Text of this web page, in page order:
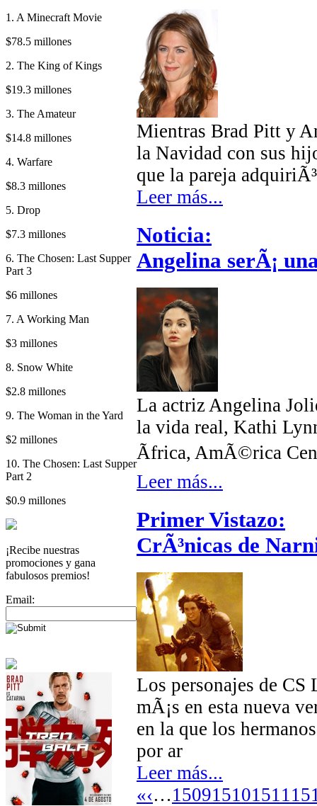
1. A Minecraft Movie
$78.5 millones
2. The King of Kings
$19.3 millones
3. The Amateur
$14.8 millones
4. Warfare
$8.3 millones
5. Drop
$7.3 millones
6. The Chosen: Last Supper
Part 3
$6 millones
7. A Working Man
$3 millones
8. Snow White
$2.8 millones
9. The Woman in the Yard
$2 millones
10. The Chosen: Last Supper
Part 2
$0.9 millones
¡Recibe nuestras
promociones y gana
fabulosos premios!
Email:
Mientras Brad Pitt y
la Navidad con sus
que la pareja
Leer más...
Noticia:
Angelina serÃ¡
La actriz Angelina
la vida real, Kathi
Ãfrica, AmÃ©rica
Leer más...
Primer Vistazo:
CrÃ³nicas de
Los personajes de
mÃ¡s en esta nueva
en la que los
por ar
Leer más...
«‹…150915101511